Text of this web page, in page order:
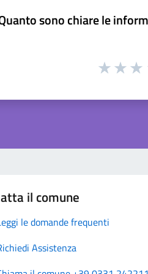
sono chiare le
il comune
le domande frequenti
Assistenza